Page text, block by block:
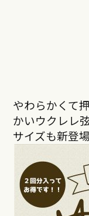
やわらかくて
かいウクレレ
サイズも新登場